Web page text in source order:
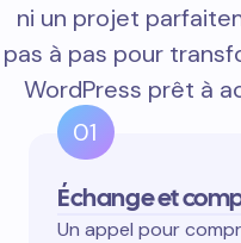
ni un projet
pas à pas pour
WordPress prêt à
01
Échange et
Un appel pour